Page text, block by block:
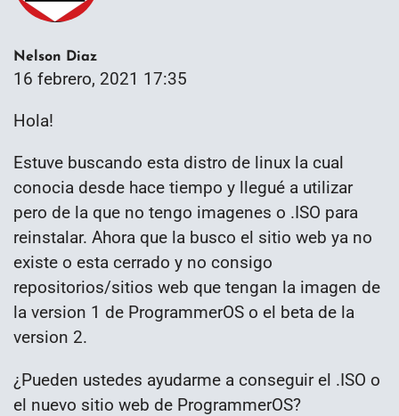
Nelson Diaz
16 febrero, 2021 17:35
Hola!
Estuve buscando esta distro de linux la cual
conocia desde hace tiempo y llegué a utilizar
pero de la que no tengo imagenes o .ISO para
reinstalar. Ahora que la busco el sitio web ya no
existe o esta cerrado y no consigo
repositorios/sitios web que tengan la imagen de
la version 1 de ProgrammerOS o el beta de la
version 2.
¿Pueden ustedes ayudarme a conseguir el .ISO o
el nuevo sitio web de ProgrammerOS?